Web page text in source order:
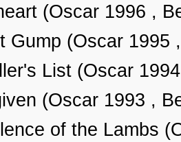
(Oscar 1996 ,
Gump (Oscar
List (Oscar
(Oscar 1993 ,
of the Lambs